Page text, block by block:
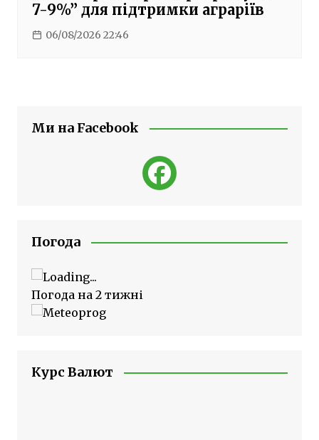
7-9%” для підтримки аграріїв
06/08/2026 22:46
Ми на Facebook
Погода
Погода на 2 тижні
Курс Валют